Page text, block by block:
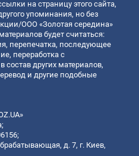
на страницу этого сайта,
упоминания, но без
ООО «Золотая середина»
будет считаться:
перепечатка, последующее
переработка с
других материалов,
и другие подобные
д. 7, г. Киев,